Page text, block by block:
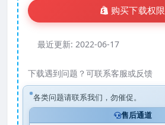
购买下载权限
最近更新: 2022-06-17
下载遇到问题？可联系客服或反馈
各类问题请联系我们，勿催促。
售后通道